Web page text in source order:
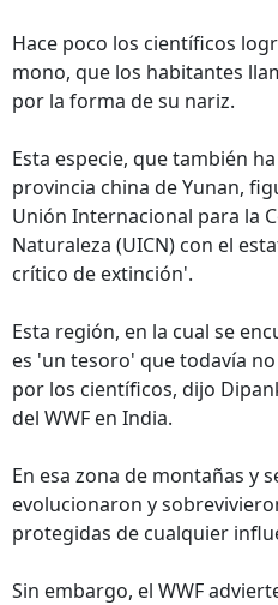
Hace poco los científicos
mono, que los habitantes
por la forma de su nariz.
Esta especie, que también
provincia china de Yunan,
Unión Internacional para la
Naturaleza (UICN) con el
crítico de extinción'.
Esta región, en la cual se
es 'un tesoro' que todavía
por los científicos, dijo
del WWF en India.
En esa zona de montañas y
evolucionaron y
protegidas de cualquier
Sin embargo, el WWF